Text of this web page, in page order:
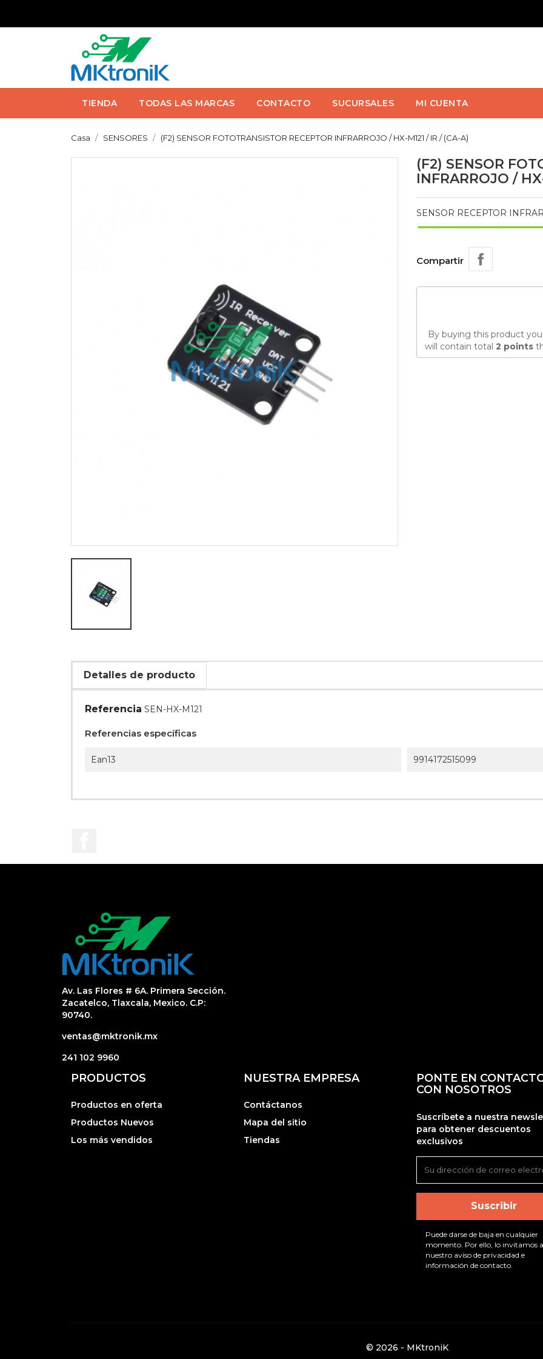
TIENDA TODAS LAS MARCAS CONTACTO SUCURSALES MI CUENTA
Casa SENSORES (F2) SENSOR FOTOTRANSISTOR RECEPTOR INFRARROJO / HX-M121 / IR / (CA-A)
(F2) SENSOR
INFRARROJO /
SENSOR RECEPTOR
Compartir
By buying this product
will contain total 2 points
Detalles de producto
Referencia SEN-HX-M121
Referencias específicas
Ean13 9914172515099
Av. Las Flores # 6A. Primera Sección.
Zacatelco, Tlaxcala, Mexico. C.P:
90740.
ventas@mktronik.mx
241 102 9960
PRODUCTOS
Productos en oferta
Productos Nuevos
Los más vendidos
NUESTRA EMPRESA
Contáctanos
Mapa del sitio
Tiendas
PONTE EN
CON NOSOTROS
Suscríbete a nuestra
para obtener descuentos
exclusivos
Puede darse de baja en cualquier
momento. Por ello, lo invitamos
nuestro aviso de privacidad e
información de contacto.
© 2026 - MKtroniK